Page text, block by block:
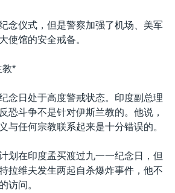
念仪式，但是警察加强了机场、美军
使馆的安全戒备。
教*
念日处于高度警戒状态。印度副总理
恐斗争不是针对伊斯兰教的。他说，
与任何宗教联系起来是十分错误的。
划在印度孟买渡过九一一纪念日，但
拉维夫发生两起自杀爆炸事件，他不
访问。